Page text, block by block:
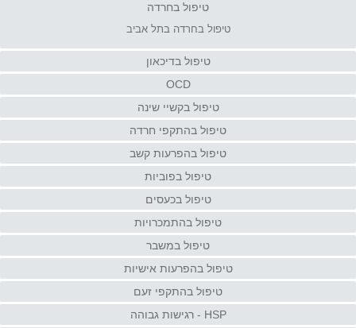
טיפול בחרדה
טיפול בחרדה בתל אביב
טיפול בדיכאון
OCD
טיפול בקשיי שינה
טיפול בהתקפי חרדה
טיפול בהפרעות קשב
טיפול בפוביות
טיפול בכעסים
טיפול בהתמכרויות
טיפול במשבר
טיפול בהפרעות אישיות
טיפול בהתקפי זעם
HSP - רגישות גבוהה